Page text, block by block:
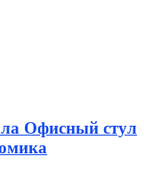
Офисный стул